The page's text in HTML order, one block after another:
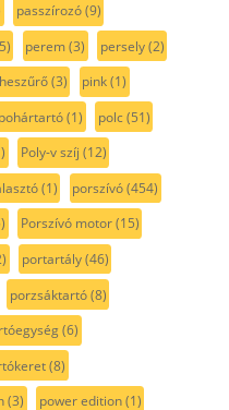
passzírozó(9)
perem(3) persely(2)
(3) pink(1)
pohártartó(1) polc(51)
Poly-v szíj (12)
(1) porszívó(454)
Porszívó motor(15)
portartály(46)
porzsáktartó(8)
(6)
(8)
(3) power edition(1)